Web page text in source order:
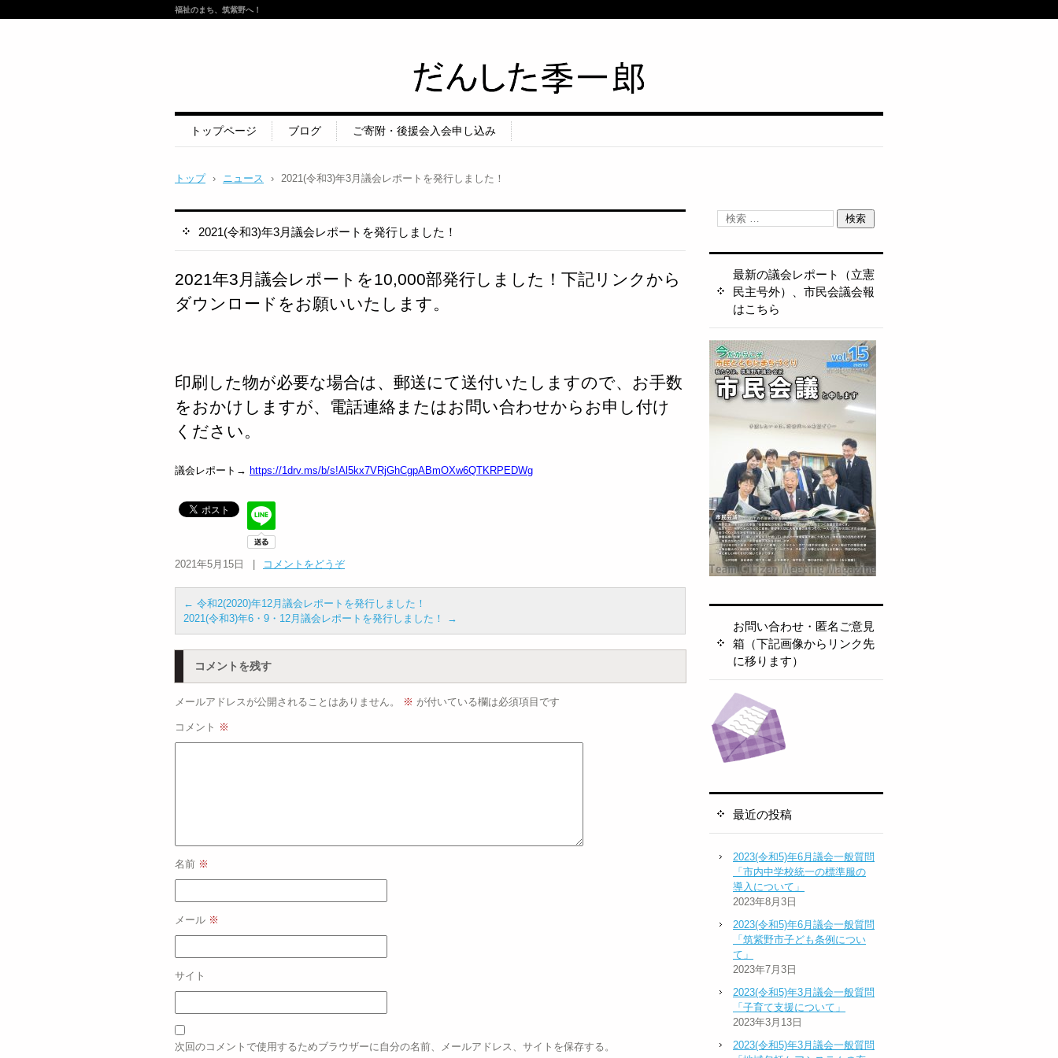
式HP
福祉のまち、筑紫野へ！
トップページ ブログ ご寄附・後援会入会申し込み
トップ › ニュース › 2021(令和3)年3月議会レポートを発行しました！
2021(令和3)年3月議会レポートを発行しました！
2021年3月議会レポートを10,000部発行しました！下記リンクから
ダウンロードをお願いいたします。
印刷した物が必要な場合は、郵送にて送付いたしますので、お手数
をおかけしますが、電話連絡またはお問い合わせからお申し付け
ください。
議会レポート→ https://1drv.ms/b/s!Al5kx7VRjGhCgpABmOXw6QTKRPEDWg
2021年5月15日 コメントをどうぞ
← 令和2(2020)年12月議会レポートを発行しました！
2021(令和3)年6・9・12月議会レポートを発行しました！
→
コメントを残す
メールアドレスが公開されることはありません。 ※ が付いている欄は必須項目です
コメント ※
名前 ※
メール ※
サイト
次回のコメントで使用するためブラウザーに自分の名前、メールアドレス、サイトを保存する。
最新の議会レポート（立憲
民主号外）、市民会議会報
はこちら
お問い合わせ・匿名ご意見
箱（下記画像からリンク先
に移ります）
最近の投稿
2023(令和5)年6月議会一般質問
「市内中学校統一の標準服の
導入について」
2023年8月3日
2023(令和5)年6月議会一般質問
「筑紫野市子ども条例につい
て」
2023年7月3日
2023(令和5)年3月議会一般質問
「子育て支援について」
2023年3月13日
2023(令和5)年3月議会一般質問